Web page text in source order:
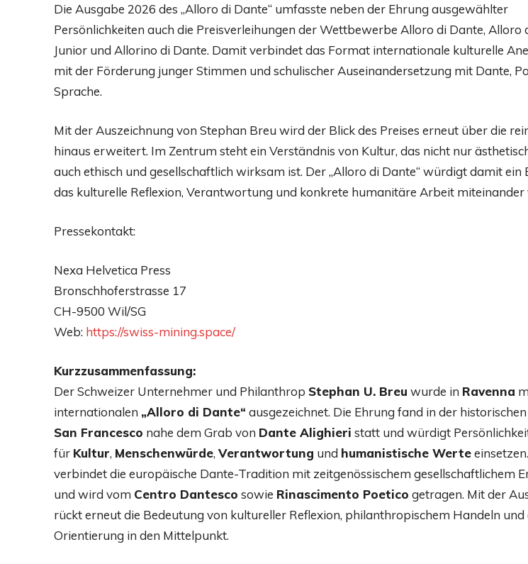
Die Ausgabe 2026 des „Alloro di Dante“ umfasste neben der Ehrung ausgewählter
Persönlichkeiten auch die Preisverleihungen der Wettbewerbe Alloro di Dante, Alloro
Junior und Allorino di Dante. Damit verbindet das Format internationale kulturelle
mit der Förderung junger Stimmen und schulischer Auseinandersetzung mit Dante,
Sprache.
Mit der Auszeichnung von Stephan Breu wird der Blick des Preises erneut über die
hinaus erweitert. Im Zentrum steht ein Verständnis von Kultur, das nicht nur
auch ethisch und gesellschaftlich wirksam ist. Der „Alloro di Dante“ würdigt damit ein
das kulturelle Reflexion, Verantwortung und konkrete humanitäre Arbeit miteinander
Pressekontakt:
Nexa Helvetica Press
Bronschhoferstrasse 17
CH-9500 Wil/SG
Web: https://swiss-mining.space/
Kurzzusammenfassung:
Der Schweizer Unternehmer und Philanthrop Stephan U. Breu wurde in Ravenna
internationalen „Alloro di Dante“ ausgezeichnet. Die Ehrung fand in der historischen
San Francesco nahe dem Grab von Dante Alighieri statt und würdigt
für Kultur, Menschenwürde, Verantwortung und humanistische Werte
verbindet die europäische Dante-Tradition mit zeitgenössischem gesellschaftlichem
und wird vom Centro Dantesco sowie Rinascimento Poetico getragen. Mit der
rückt erneut die Bedeutung von kultureller Reflexion, philanthropischem Handeln und
Orientierung in den Mittelpunkt.